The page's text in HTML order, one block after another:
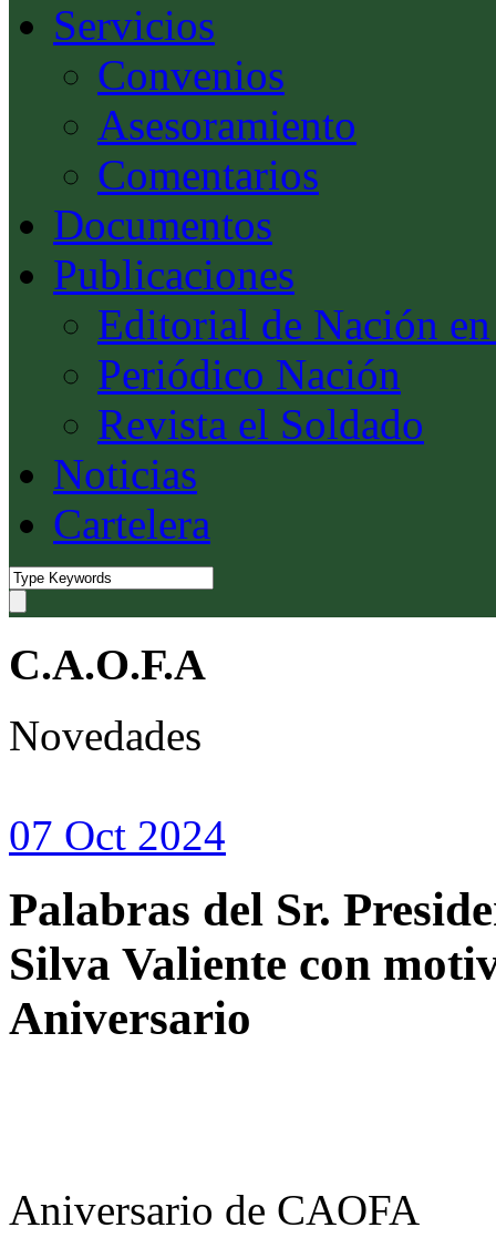
Servicios
Convenios
Asesoramiento
Comentarios
Documentos
Publicaciones
Editorial de Nación
Periódico Nación
Revista el Soldado
Noticias
Cartelera
C.A.O.F.A
Novedades
07 Oct 2024
Palabras del Sr.
Silva Valiente con
Aniversario
Aniversario de CAOFA